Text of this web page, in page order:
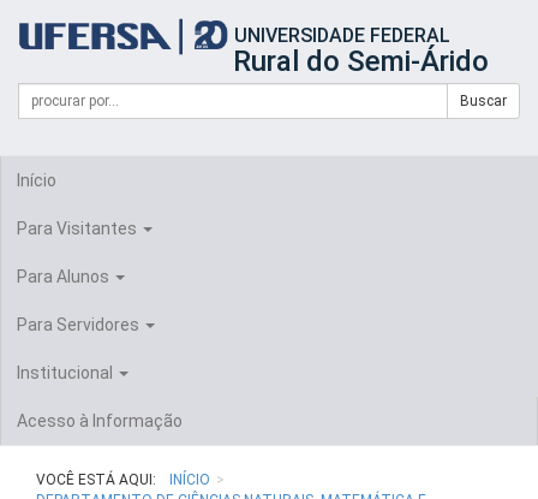
portal
UFERSA
UNIVERSIDADE FEDERAL
Rural do Semi-Árido
Formulário
Busca
Campo
de
Buscar
Início
Para Visitantes
Para Alunos
Para Servidores
Institucional
Acesso à Informação
VOCÊ ESTÁ AQUI:
INÍCIO